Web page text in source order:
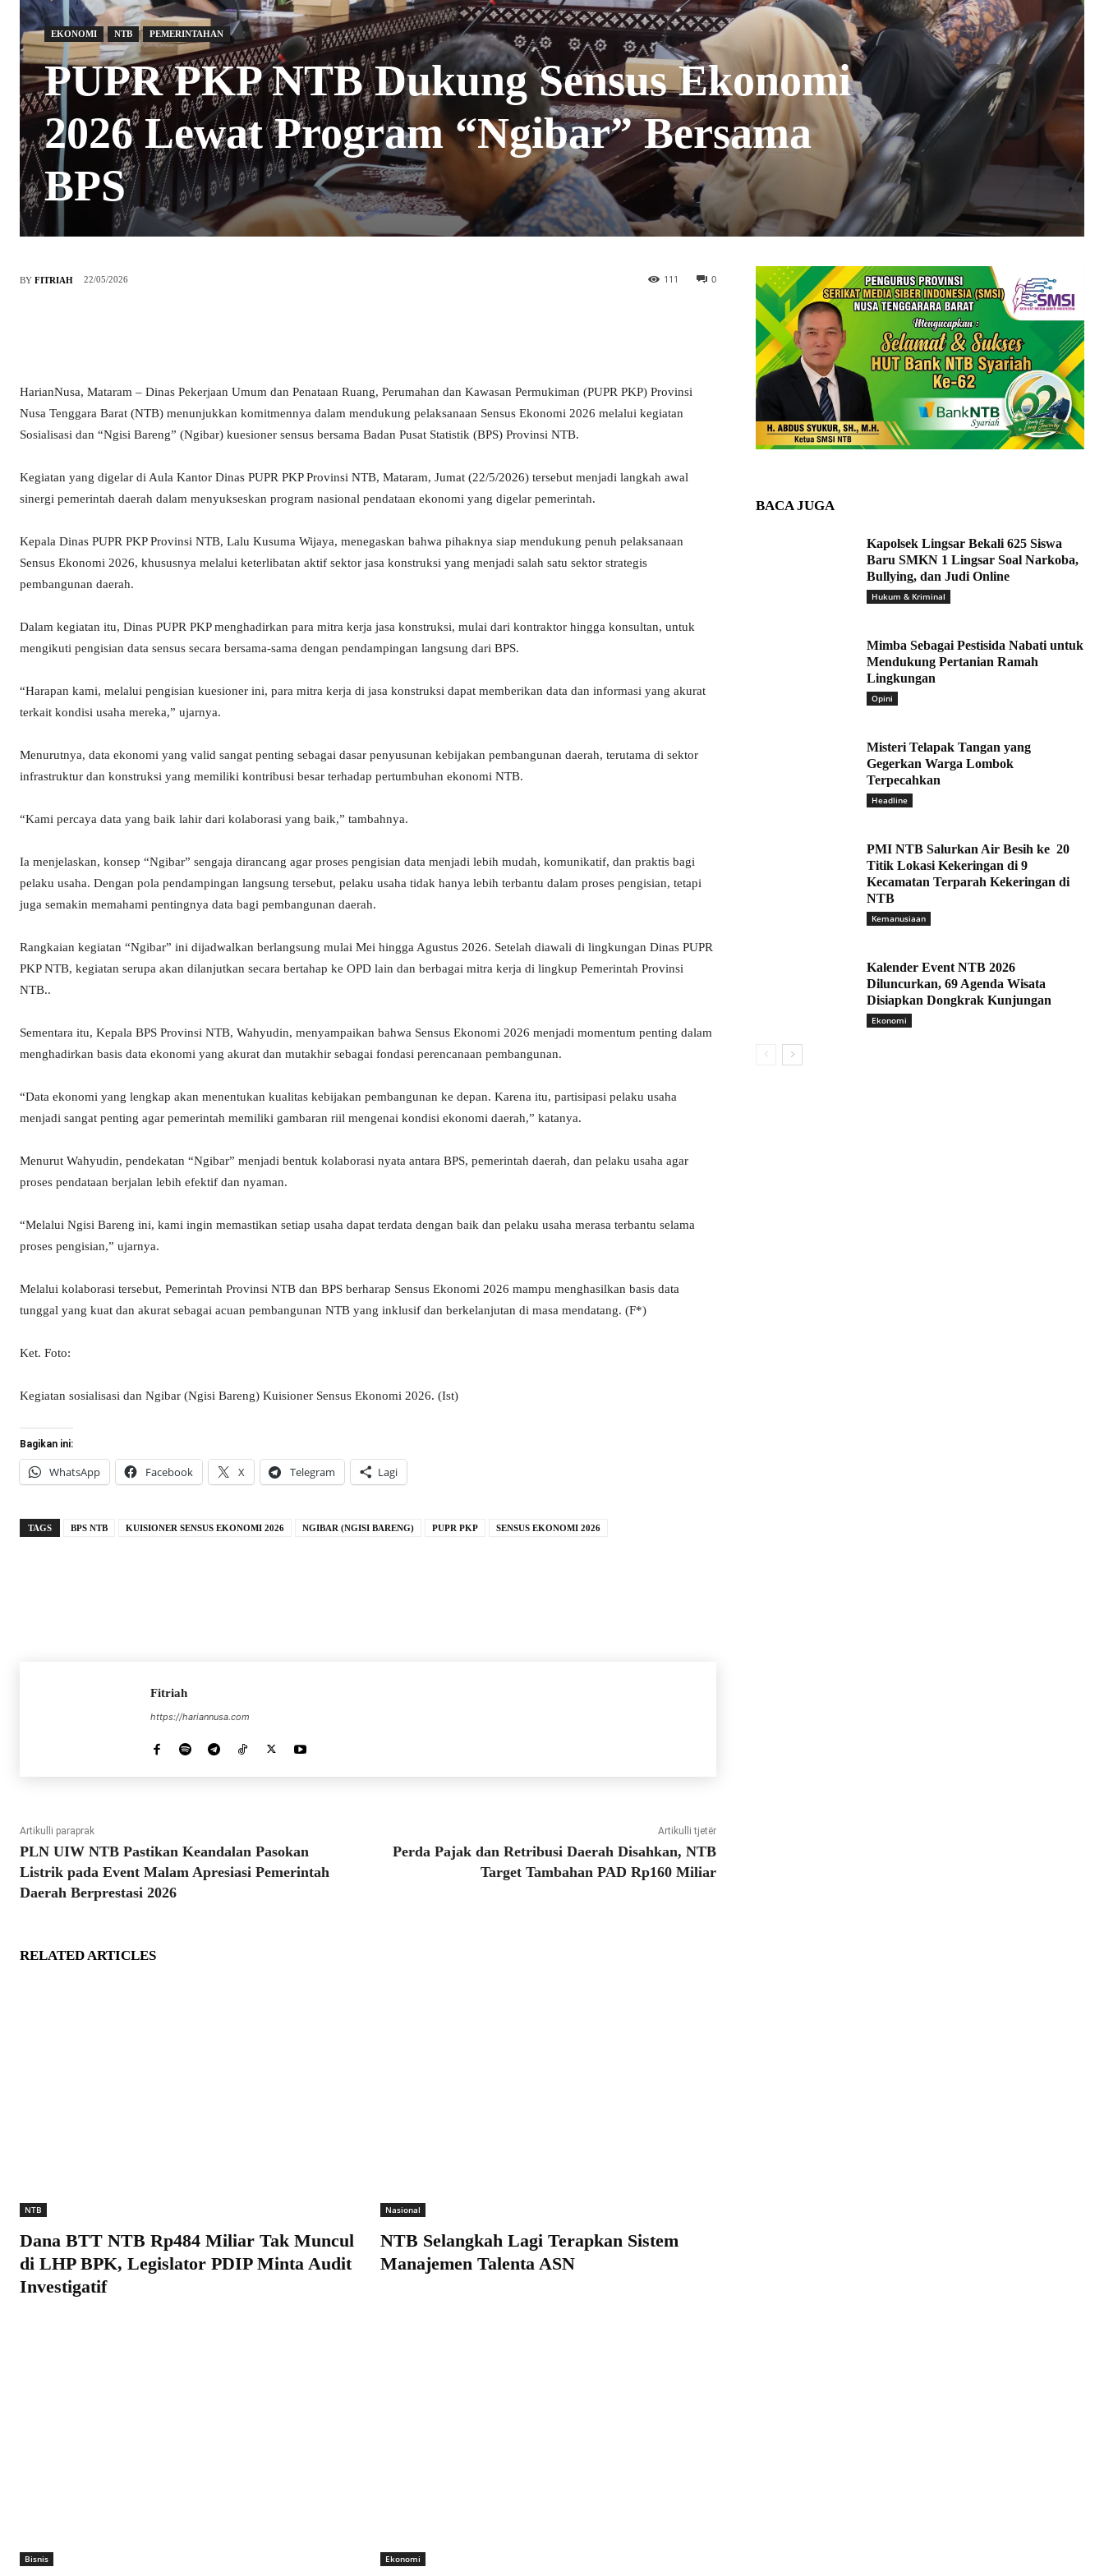
EKONOMI NTB PEMERINTAHAN
PUPR PKP NTB Dukung Sensus Ekonomi
2026 Lewat Program “Ngibar” Bersama
BPS
BY FITRIAH 22/05/2026 0
111
HarianNusa, Mataram – Dinas Pekerjaan Umum dan Penataan Ruang, Perumahan dan Kawasan Permukiman (PUPR PKP) Provinsi
Nusa Tenggara Barat (NTB) menunjukkan komitmennya dalam mendukung pelaksanaan Sensus Ekonomi 2026 melalui kegiatan
Sosialisasi dan “Ngisi Bareng” (Ngibar) kuesioner sensus bersama Badan Pusat Statistik (BPS) Provinsi NTB.
Kegiatan yang digelar di Aula Kantor Dinas PUPR PKP Provinsi NTB, Mataram, Jumat (22/5/2026) tersebut menjadi langkah awal
sinergi pemerintah daerah dalam menyukseskan program nasional pendataan ekonomi yang digelar pemerintah.
Kepala Dinas PUPR PKP Provinsi NTB, Lalu Kusuma Wijaya, menegaskan bahwa pihaknya siap mendukung penuh pelaksanaan
Sensus Ekonomi 2026, khususnya melalui keterlibatan aktif sektor jasa konstruksi yang menjadi salah satu sektor strategis
pembangunan daerah.
Dalam kegiatan itu, Dinas PUPR PKP menghadirkan para mitra kerja jasa konstruksi, mulai dari kontraktor hingga konsultan, untuk
mengikuti pengisian data sensus secara bersama-sama dengan pendampingan langsung dari BPS.
“Harapan kami, melalui pengisian kuesioner ini, para mitra kerja di jasa konstruksi dapat memberikan data dan informasi yang akurat
terkait kondisi usaha mereka,” ujarnya.
Menurutnya, data ekonomi yang valid sangat penting sebagai dasar penyusunan kebijakan pembangunan daerah, terutama di sektor
infrastruktur dan konstruksi yang memiliki kontribusi besar terhadap pertumbuhan ekonomi NTB.
“Kami percaya data yang baik lahir dari kolaborasi yang baik,” tambahnya.
Ia menjelaskan, konsep “Ngibar” sengaja dirancang agar proses pengisian data menjadi lebih mudah, komunikatif, dan praktis bagi
pelaku usaha. Dengan pola pendampingan langsung tersebut, pelaku usaha tidak hanya lebih terbantu dalam proses pengisian, tetapi
juga semakin memahami pentingnya data bagi pembangunan daerah.
Rangkaian kegiatan “Ngibar” ini dijadwalkan berlangsung mulai Mei hingga Agustus 2026. Setelah diawali di lingkungan Dinas PUPR
PKP NTB, kegiatan serupa akan dilanjutkan secara bertahap ke OPD lain dan berbagai mitra kerja di lingkup Pemerintah Provinsi
NTB..
Sementara itu, Kepala BPS Provinsi NTB, Wahyudin, menyampaikan bahwa Sensus Ekonomi 2026 menjadi momentum penting dalam
menghadirkan basis data ekonomi yang akurat dan mutakhir sebagai fondasi perencanaan pembangunan.
“Data ekonomi yang lengkap akan menentukan kualitas kebijakan pembangunan ke depan. Karena itu, partisipasi pelaku usaha
menjadi sangat penting agar pemerintah memiliki gambaran riil mengenai kondisi ekonomi daerah,” katanya.
Menurut Wahyudin, pendekatan “Ngibar” menjadi bentuk kolaborasi nyata antara BPS, pemerintah daerah, dan pelaku usaha agar
proses pendataan berjalan lebih efektif dan nyaman.
“Melalui Ngisi Bareng ini, kami ingin memastikan setiap usaha dapat terdata dengan baik dan pelaku usaha merasa terbantu selama
proses pengisian,” ujarnya.
Melalui kolaborasi tersebut, Pemerintah Provinsi NTB dan BPS berharap Sensus Ekonomi 2026 mampu menghasilkan basis data
tunggal yang kuat dan akurat sebagai acuan pembangunan NTB yang inklusif dan berkelanjutan di masa mendatang. (F*)
Ket. Foto:
Kegiatan sosialisasi dan Ngibar (Ngisi Bareng) Kuisioner Sensus Ekonomi 2026. (Ist)
Bagikan ini:
WhatsApp Facebook X Telegram Lagi
TAGS BPS NTB KUISIONER SENSUS EKONOMI 2026 NGIBAR (NGISI BARENG) PUPR PKP SENSUS EKONOMI 2026
Fitriah
https://hariannusa.com
Artikulli paraprak
PLN UIW NTB Pastikan Keandalan Pasokan
Listrik pada Event Malam Apresiasi Pemerintah
Daerah Berprestasi 2026
Artikulli tjetër
Perda Pajak dan Retribusi Daerah Disahkan, NTB
Target Tambahan PAD Rp160 Miliar
RELATED ARTICLES
NTB
Dana BTT NTB Rp484 Miliar Tak Muncul
di LHP BPK, Legislator PDIP Minta Audit
Investigatif
Nasional
NTB Selangkah Lagi Terapkan Sistem
Manajemen Talenta ASN
Bisnis Ekonomi
BACA JUGA
Kapolsek Lingsar Bekali 625 Siswa
Baru SMKN 1 Lingsar Soal Narkoba,
Bullying, dan Judi Online
Hukum & Kriminal
Mimba Sebagai Pestisida Nabati untuk
Mendukung Pertanian Ramah
Lingkungan
Opini
Misteri Telapak Tangan yang
Gegerkan Warga Lombok
Terpecahkan
Headline
PMI NTB Salurkan Air Besih ke 20
Titik Lokasi Kekeringan di 9
Kecamatan Terparah Kekeringan di
NTB
Kemanusiaan
Kalender Event NTB 2026
Diluncurkan, 69 Agenda Wisata
Disiapkan Dongkrak Kunjungan
Ekonomi